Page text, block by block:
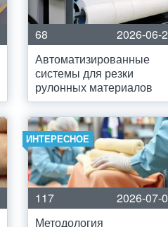
68
2026-06-
Автоматизированные
системы для резки
рулонных материалов
ИНТЕРЕСНОЕ
117
2026-07-
Методология